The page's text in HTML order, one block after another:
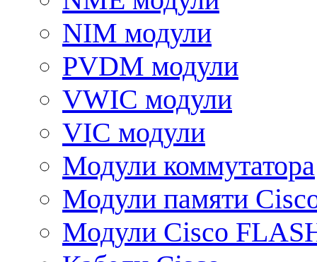
NIM модули
PVDM модули
VWIC модули
VIC модули
Модули коммутатора
Модули памяти
Модули Cisco